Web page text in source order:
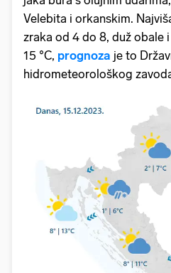
Velebita i orkanskim.
zraka od 4 do 8, duž obale
15 °C, prognoza je to
hidrometeorološkog